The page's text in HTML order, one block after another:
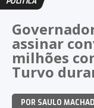
assinar
milhões
Turvo
POR SAULO